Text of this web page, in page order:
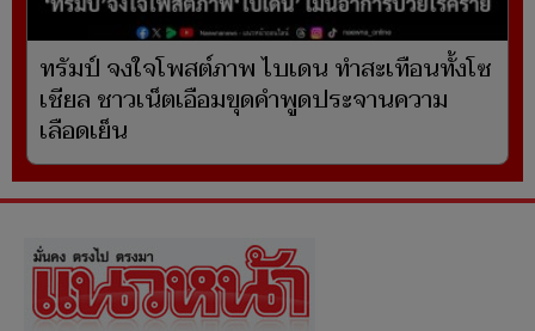
ทรัมป์ จงใจโพสต์ภาพ ไบเดน ทำสะเทือนทั้งโซ
เชียล ชาวเน็ตเอือมขุดคำพูดประจานความ
เลือดเย็น